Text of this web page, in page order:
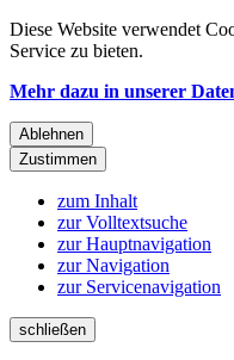
Diese Website verwendet
Service zu bieten.
Mehr dazu in unserer
Ablehnen
Zustimmen
zum Inhalt
zur Volltextsuche
zur Hauptnavigation
zur Navigation
zur Servicenavigation
schließen